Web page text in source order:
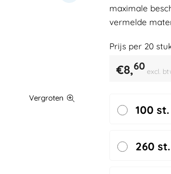
maximale
vermelde
Prijs per 20
€8,60 excl.
100 st.
260 st.